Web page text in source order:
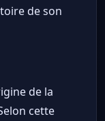
de son
de la
cette